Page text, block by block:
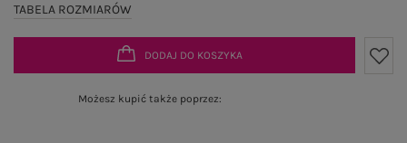
TABELA ROZMIARÓW
DODAJ DO KOSZYKA
Możesz kupić także poprzez: